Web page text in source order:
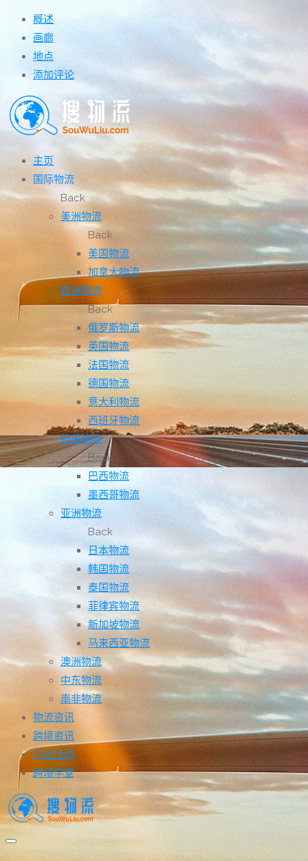
概述
画廊
地点
添加评论
主页
国际物流
Back
美洲物流
Back
美国物流
加拿大物流
欧洲物流
Back
俄罗斯物流
英国物流
法国物流
德国物流
意大利物流
西班牙物流
拉美物流
Back
巴西物流
墨西哥物流
亚洲物流
Back
日本物流
韩国物流
泰国物流
菲律宾物流
新加坡物流
马来西亚物流
澳洲物流
中东物流
南非物流
物流资讯
跨境资讯
行业活动
跨境学堂